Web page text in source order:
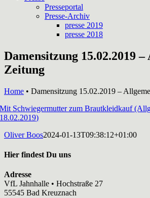
Presseportal
Presse-Archiv
presse 2019
presse 2018
Damensitzung 15.02.2019 –
Zeitung
Home • Damensitzung 15.02.2019 –
Mit Schwiegermutter zum Brautkleidkauf
18.02.2019)
Oliver Boos2024-01-13T09:38:12+01:00
Hier findest Du uns
Adresse
VfL Jahnhalle • Hochstraße 27
55545 Bad Kreuznach